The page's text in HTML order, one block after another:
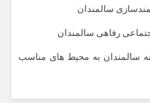
سالمندان
رفاهی سالمندان
سالمندان به محیط های مناسب